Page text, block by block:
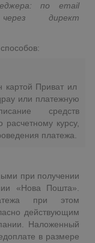
по email
директ
картой Приват ил
или платежную
средств
расчетному курсу,
платежа.
при получении
«Нова Пошта».
при этом
действующим
Наложенный
в размере